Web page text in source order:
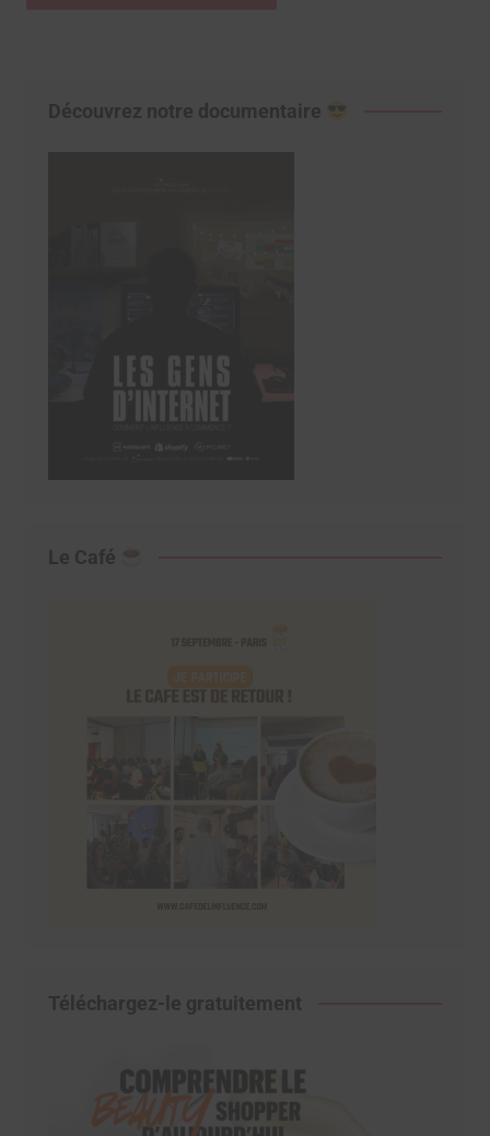
Découvrez notre documentaire
Le Café
Téléchargez-le gratuitement